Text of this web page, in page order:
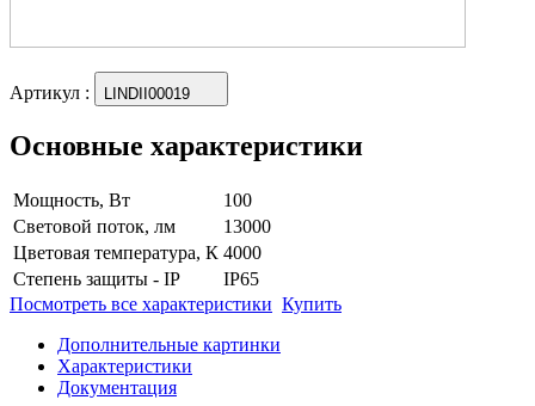
Артикул : LINDII00019
Основные характеристики
Мощность, Вт
100
Световой поток, лм
13000
Цветовая температура, К 4000
Степень защиты - IP
IP65
Посмотреть все характеристики Купить
Дополнительные картинки
Характеристики
Документация